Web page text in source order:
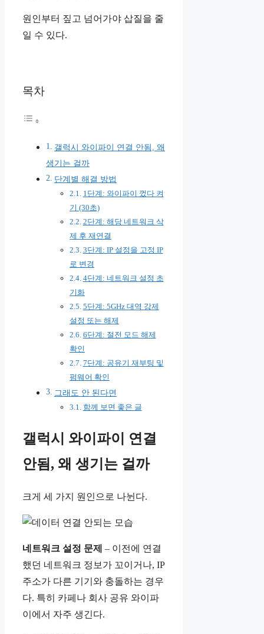
원인부터 짚고 넘어가야 삽질을 줄
일 수 있다.
목차
갤럭시 와이파이 연결 안됨, 왜
생기는 걸까
단계별 해결 방법
1단계: 와이파이 껐다 켜
기 (30초)
2단계: 해당 네트워크 삭
제 후 재연결
3단계: IP 설정을 고정 IP
로 변경
4단계: 네트워크 설정 초
기화
5단계: 5GHz 대역 강제
설정 또는 해제
6단계: 절전 모드 해제
확인
7단계: 공유기 재부팅 및
펌웨어 확인
그래도 안 된다면
함께 보면 좋은 글
갤럭시 와이파이 연결
안됨, 왜 생기는 걸까
크게 세 가지 원인으로 나뉜다.
네트워크 설정 문제 – 이전에 연결
했던 네트워크 정보가 꼬이거나, IP
주소가 다른 기기와 충돌하는 경우
다. 특히 카페나 회사 공유 와이파
이에서 자주 생긴다.